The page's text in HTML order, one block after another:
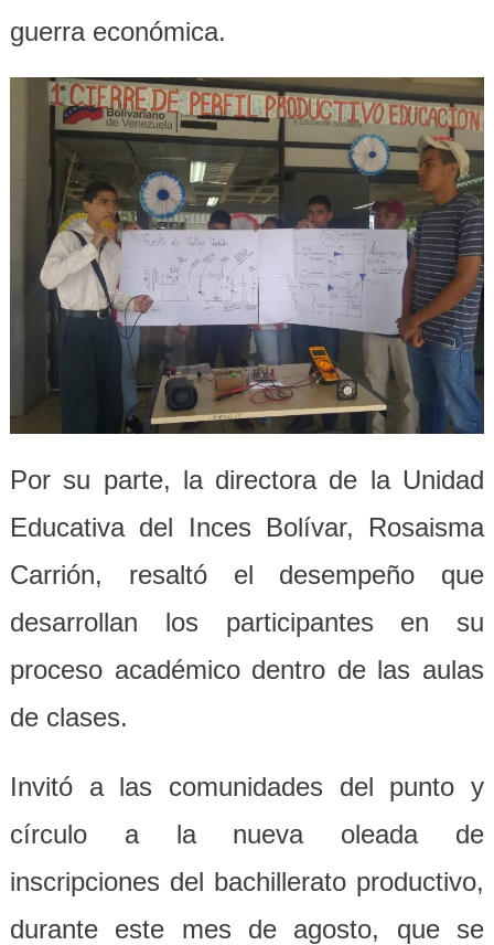
guerra económica.
Por su parte, la directora de la Unidad
Educativa del Inces Bolívar, Rosaisma
Carrión, resaltó el desempeño que
desarrollan los participantes en su
proceso académico dentro de las aulas
de clases.
Invitó a las comunidades del punto y
círculo a la nueva oleada de
inscripciones del bachillerato productivo,
durante este mes de agosto, que se